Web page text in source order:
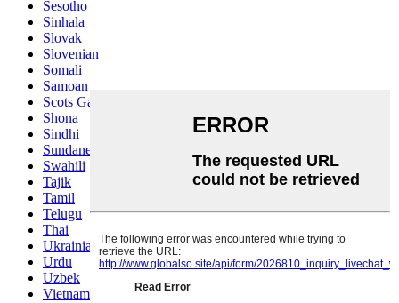
Sesotho
Sinhala
Slovak
Slovenian
Somali
Samoan
Scots Gaelic
Shona
Sindhi
Sundanese
Swahili
Tajik
Tamil
Telugu
Thai
Ukrainian
Urdu
Uzbek
Vietnamese